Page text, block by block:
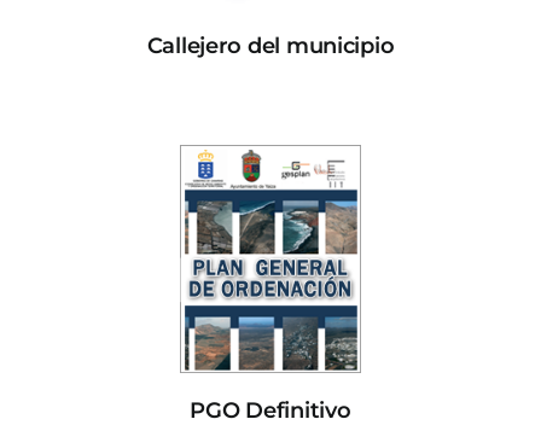
Callejero del municipio
PGO Definitivo